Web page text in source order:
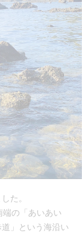
た。
の「あいあい
」という海沿い